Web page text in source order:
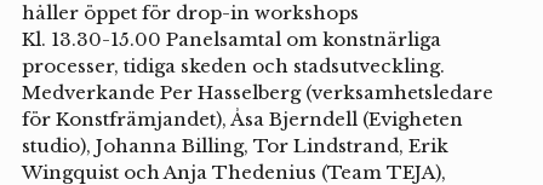
håller öppet för drop-in workshops
Kl. 13.30-15.00 Panelsamtal om konstnärliga
processer, tidiga skeden och stadsutveckling.
Medverkande Per Hasselberg (verksamhetsledare
för Konstfrämjandet), Åsa Bjerndell (Evigheten
studio), Johanna Billing, Tor Lindstrand, Erik
Wingquist och Anja Thedenius (Team TEJA),